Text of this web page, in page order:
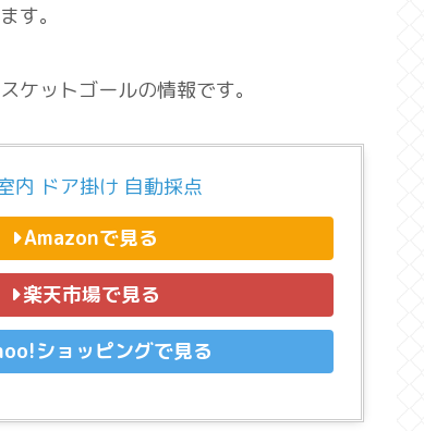
す。
ケットゴールの情報です。
内 ドア掛け 自動採点
Amazonで見る
楽天市場で見る
ショッピングで見る